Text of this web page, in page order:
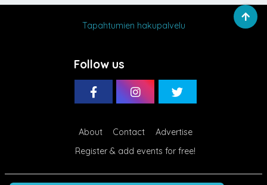
Tapahtumien hakupalvelu
Follow us
About Contact
Advertise
Register & add events for free!